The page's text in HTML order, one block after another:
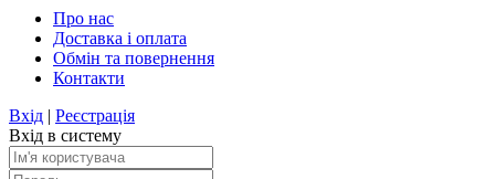
Про нас
Доставка і оплата
Обмін та повернення
Контакти
Вхід | Реєстрація
Вхід в систему